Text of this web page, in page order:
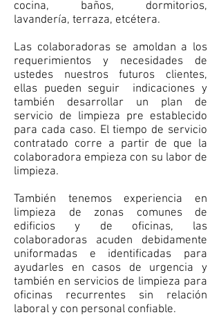
cocina, baños, dormitorios,
lavandería, terraza, etcétera.
Las colaboradoras se amoldan a los
requerimientos y necesidades de
ustedes nuestros futuros clientes,
ellas pueden seguir indicaciones y
también desarrollar un plan de
servicio de limpieza pre establecido
para cada caso. El tiempo de servicio
contratado corre a partir de que la
colaboradora empieza con su labor de
limpieza.
También tenemos experiencia en
limpieza de zonas comunes de
edificios y de oficinas, las
colaboradoras acuden debidamente
uniformadas e identificadas para
ayudarles en casos de urgencia y
también en servicios de limpieza para
oficinas recurrentes sin relación
laboral y con personal confiable.